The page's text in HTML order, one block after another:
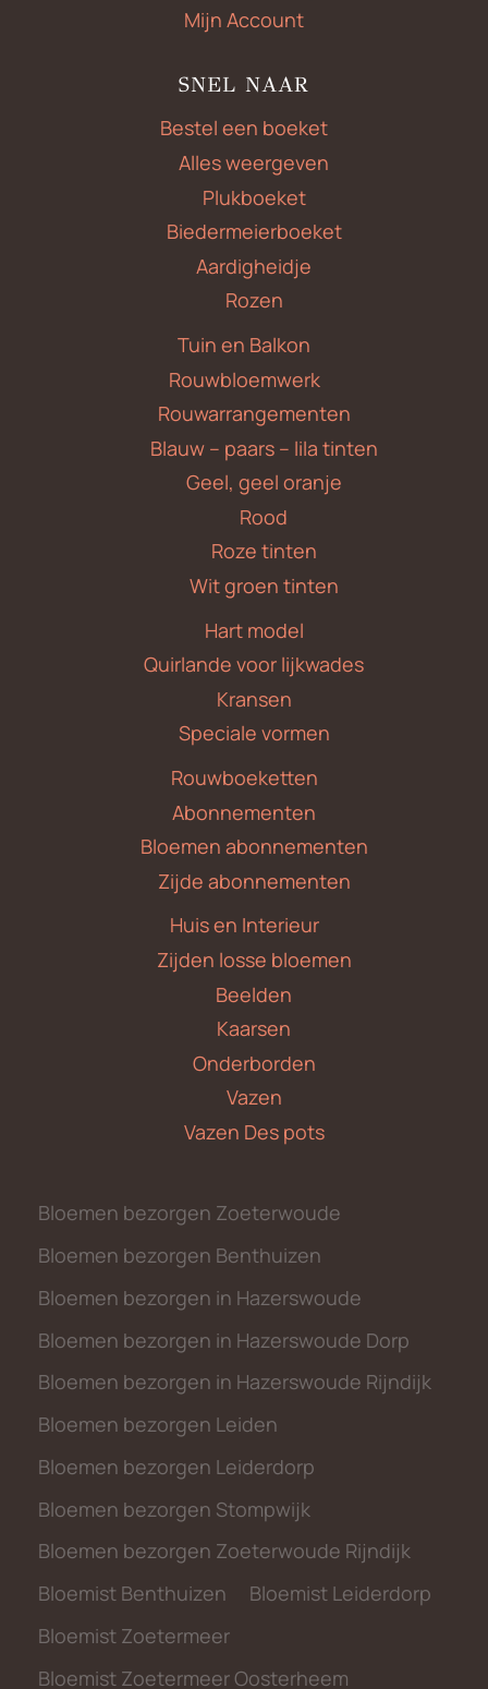
Mijn Account
SNEL NAAR
Bestel een boeket
Alles weergeven
Plukboeket
Biedermeierboeket
Aardigheidje
Rozen
Tuin en Balkon
Rouwbloemwerk
Rouwarrangementen
Blauw – paars – lila tinten
Geel, geel oranje
Rood
Roze tinten
Wit groen tinten
Hart model
Quirlande voor lijkwades
Kransen
Speciale vormen
Rouwboeketten
Abonnementen
Bloemen abonnementen
Zijde abonnementen
Huis en Interieur
Zijden losse bloemen
Beelden
Kaarsen
Onderborden
Vazen
Vazen Des pots
Bloemen bezorgen Zoeterwoude
Bloemen bezorgen Benthuizen
Bloemen bezorgen in Hazerswoude
Bloemen bezorgen in Hazerswoude Dorp
Bloemen bezorgen in Hazerswoude Rijndijk
Bloemen bezorgen Leiden
Bloemen bezorgen Leiderdorp
Bloemen bezorgen Stompwijk
Bloemen bezorgen Zoeterwoude Rijndijk
Bloemist Benthuizen
Bloemist Leiderdorp
Bloemist Zoetermeer
Bloemist Zoetermeer Oosterheem